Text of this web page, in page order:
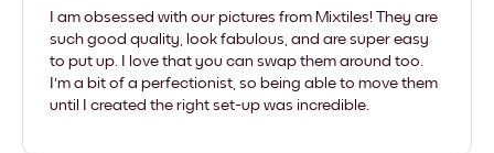
I am obsessed with our pictures from Mixtiles! They are
such good quality, look fabulous, and are super easy
to put up. I love that you can swap them around too.
I'm a bit of a perfectionist, so being able to move them
until I created the right set-up was incredible.